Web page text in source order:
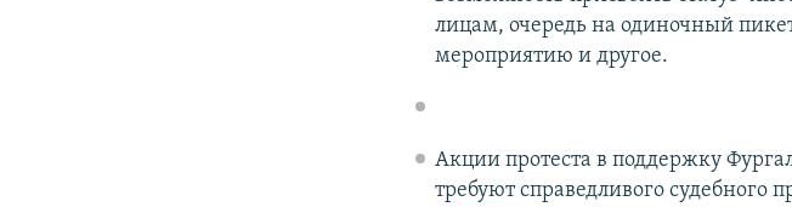
лицам, очередь на одиночный
мероприятию и другое.
Акции протеста в поддержку
требуют справедливого судебного